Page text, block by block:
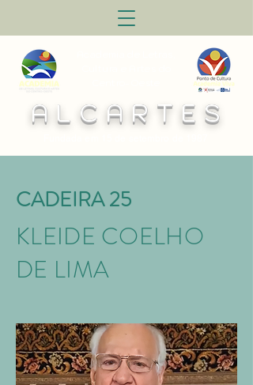
A L C A R T E S
CADEIRA 25
KLEIDE COELHO
DE LIMA